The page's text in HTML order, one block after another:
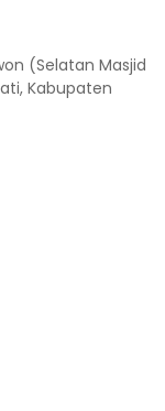
(Selatan Masjid
Kabupaten